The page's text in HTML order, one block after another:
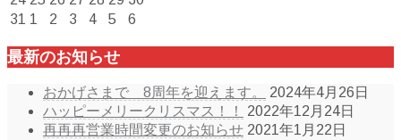
日
日
日
日
日日 日
3
日
4
日
5
日
6
日
7
日
8
日
9
月
10
日
月
11
日
月
12
日
月
13
日
月
14
日
月
15
日 日
8
17
日
8
18
日
8
19
日
8
20
日
8
21
日
8
22
日
23
日
年
月
24
年
月
25
日
年
月
26
日
年
月
27
日
年
月
28
日
年
月
29
日
月
30
日
31 2026
8
月
31
1
2026
9
月
日
2 2026
9
月
2
日
3 2026
9
月
3
日
42026
9
月
4
日
5 2026
9
月
5
日
6
月
日
最新のお知らせ
おかげさまで 8周年を迎えます。
2024年4月26日
ハッピーメリークリスマス！！
2022年12月24日
再再再営業時間変更のお知らせ 2021年1月22日